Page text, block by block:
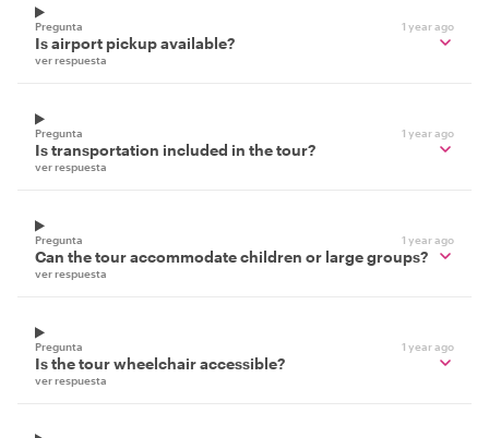
Pregunta 1 year ago
Is airport pickup available?
ver respuesta
Pregunta 1 year ago
Is transportation included in the tour?
ver respuesta
Pregunta 1 year ago
Can the tour accommodate children or large groups?
ver respuesta
Pregunta 1 year ago
Is the tour wheelchair accessible?
ver respuesta